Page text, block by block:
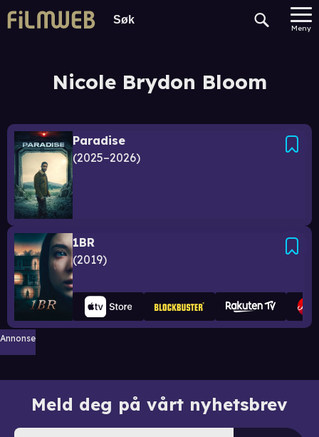
Meny
Nicole Brydon Bloom
Paradise
2025–2026
1BR
2019
Annonse
Meld deg på vårt nyhetsbrev